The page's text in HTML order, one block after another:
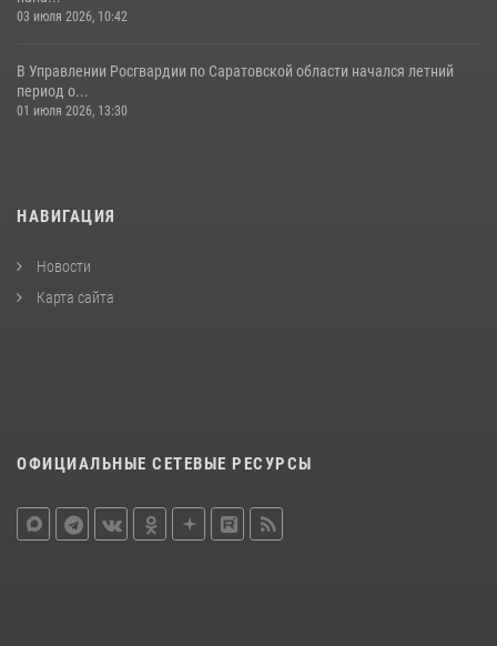
03 июля 2026, 10:42
В Управлении Росгвардии по Саратовской области начался летний
период о...
01 июля 2026, 13:30
НАВИГАЦИЯ
Новости
Карта сайта
ОФИЦИАЛЬНЫЕ СЕТЕВЫЕ РЕСУРСЫ